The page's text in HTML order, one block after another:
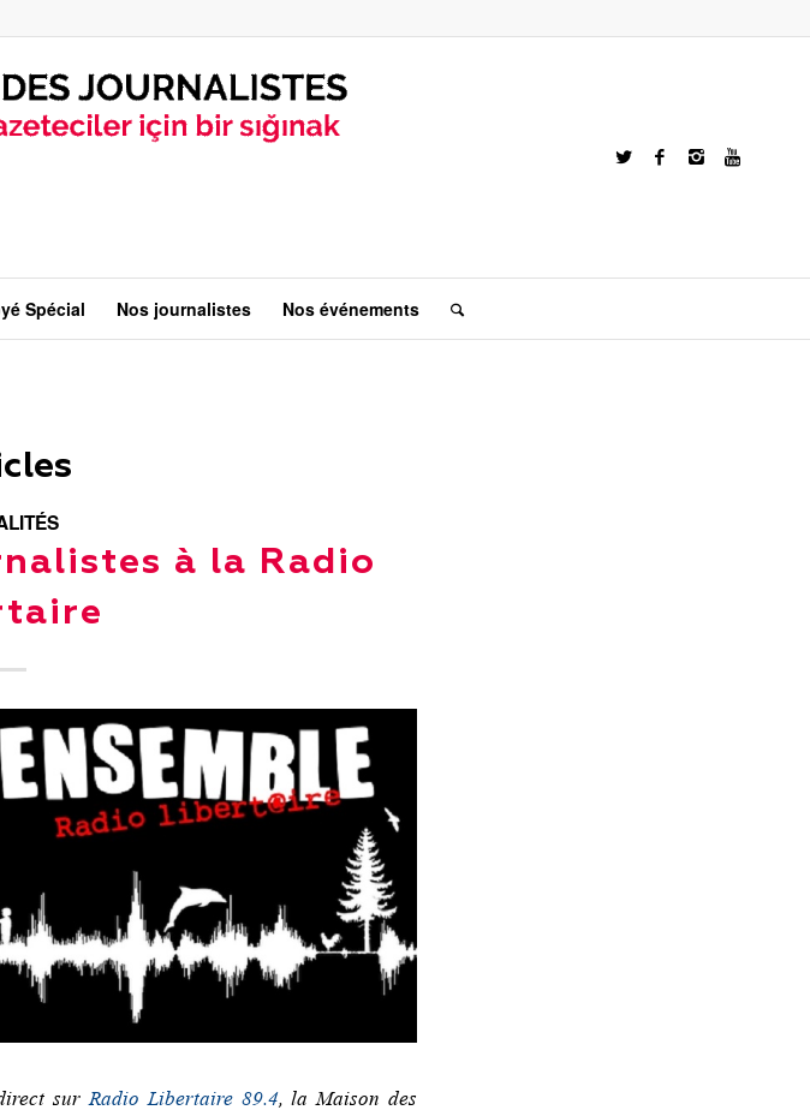
Spécial Nos journalistes Nos événements
à la Radio
sur Radio Libertaire 89.4, la Maison des